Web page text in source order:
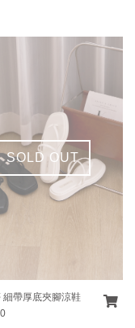
SOLD OUT
細帶厚底夾腳涼鞋